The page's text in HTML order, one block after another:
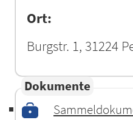
Ort:
Burgstr. 1, 31224
Dokumente